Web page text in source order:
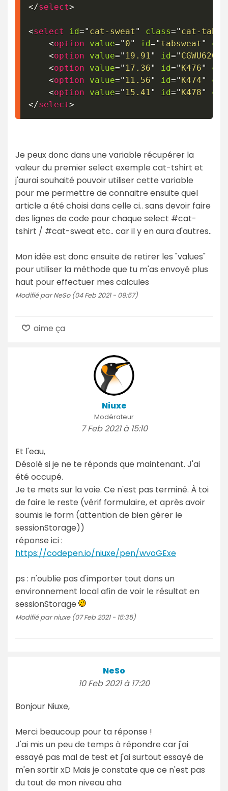
</select>
<select id=" cat-sweat " class=" cat-tab
<option value=" 0" id=" tabsweat "
<option value=" 19.91 " id=" CGWU620
<option value=" 17.36" id=" K476"
<option value=" 11.56" id=" K474"
<option value=" 15.41 " id=" K478"
</select>
Je peux donc dans une variable récupérer la
valeur du premier select exemple cat-tshirt et
j'aurai souhaité pouvoir utiliser cette variable
pour me permettre de connaitre ensuite quel
article a été choisi dans celle ci.. sans devoir faire
des lignes de code pour chaque select #cat-
tshirt / #cat-sweat etc.. car il y en aura d'autres..
Mon idée est donc ensuite de retirer les "values"
pour utiliser la méthode que tu m'as envoyé plus
haut pour effectuer mes calcules
Modifié par NeSo (04 Feb 2021 - 09:57)
aime ça
Niuxe
Modérateur
7 Feb 2021 à 15:10
Et l'eau,
Désolé si je ne te réponds que maintenant. J'ai
été occupé.
Je te mets sur la voie. Ce n'est pas terminé. À toi
de faire le reste (vérif formulaire, et après avoir
soumis le form (attention de bien gérer le
sessionStorage))
réponse ici :
https://codepen.io/niuxe/pen/wvoGExe
ps : n'oublie pas d'importer tout dans un
environnement local afin de voir le résultat en
sessionStorage
Modifié par niuxe (07 Feb 2021 - 15:35)
NeSo
10 Feb 2021 à 17:20
Bonjour Niuxe,
Merci beaucoup pour ta réponse !
J'ai mis un peu de temps à répondre car j'ai
essayé pas mal de test et j'ai surtout essayé de
m'en sortir xD Mais je constate que ce n'est pas
du tout de mon niveau aha